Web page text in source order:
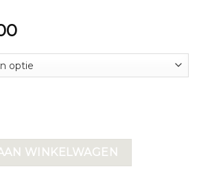
WINKELWAGEN